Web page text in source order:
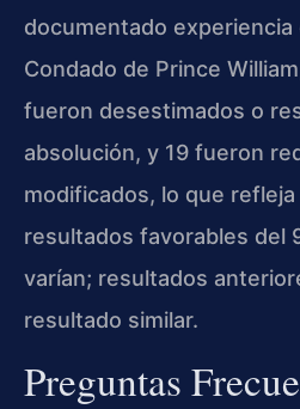
documentado
Condado de Prince
fueron desestimados o
absolución, y 19 fueron
modificados, lo que
resultados favorables del
varían; resultados
resultado similar.
Preguntas